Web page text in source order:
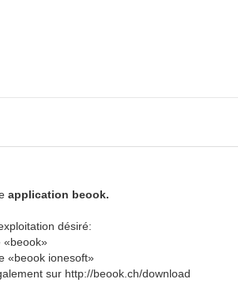
application beook.
désiré:
«beook»
«beook ionesoft»
sur http://beook.ch/download